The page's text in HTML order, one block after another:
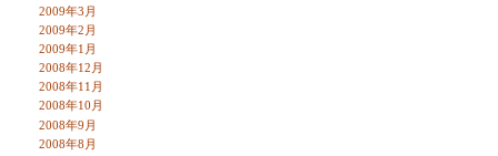
2009年3月
2009年2月
2009年1月
2008年12月
2008年11月
2008年10月
2008年9月
2008年8月